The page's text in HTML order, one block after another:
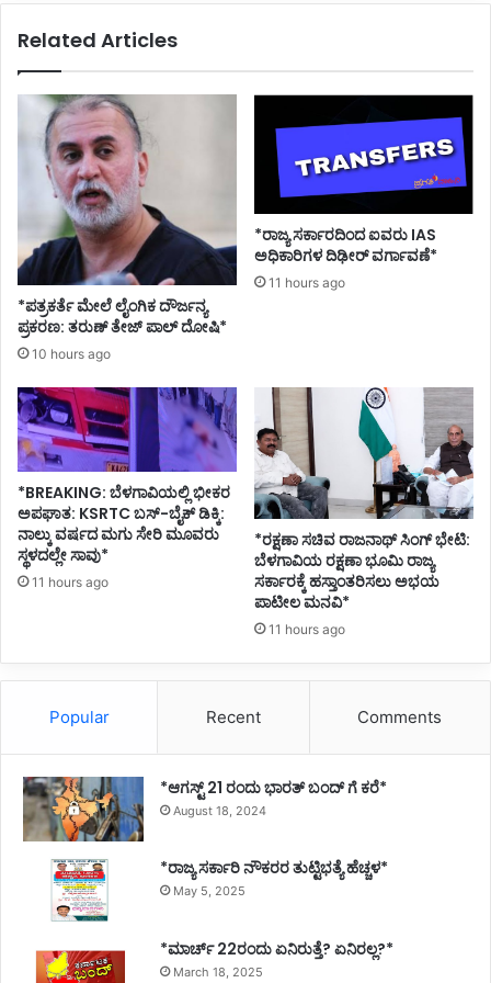
Related Articles
*ಪತ್ರಕರ್ತೆ ಮೇಲೆ ಲೈಂಗಿಕ ದೌರ್ಜನ್ಯ
ಪ್ರಕರಣ: ತರುಣ್ ತೇಜ್ ಪಾಲ್ ದೋಷಿ*
10 hours ago
*ರಾಜ್ಯ ಸರ್ಕಾರದಿಂದ ಐವರು IAS
ಅಧಿಕಾರಿಗಳ ದಿಢೀರ್ ವರ್ಗಾವಣೆ*
11 hours ago
*BREAKING: ಬೆಳಗಾವಿಯಲ್ಲಿ ಭೀಕರ
ಅಪಘಾತ: KSRTC ಬಸ್-ಬೈಕ್ ಡಿಕ್ಕಿ:
ನಾಲ್ಕು ವರ್ಷದ ಮಗು ಸೇರಿ ಮೂವರು
ಸ್ಥಳದಲ್ಲೇ ಸಾವು*
11 hours ago
*ರಕ್ಷಣಾ ಸಚಿವ ರಾಜನಾಥ್ ಸಿಂಗ್ ಭೇಟಿ:
ಬೆಳಗಾವಿಯ ರಕ್ಷಣಾ ಭೂಮಿ ರಾಜ್ಯ
ಸರ್ಕಾರಕ್ಕೆ ಹಸ್ತಾಂತರಿಸಲು ಅಭಯ
ಪಾಟೀಲ ಮನವಿ*
11 hours ago
Popular Recent Comments
*ಆಗಸ್ಟ್ 21 ರಂದು ಭಾರತ್‌ ಬಂದ್‌ ಗೆ ಕರೆ*
August 18, 2024
*ರಾಜ್ಯ ಸರ್ಕಾರಿ ನೌಕರರ ತುಟ್ಟಿಭತ್ಯೆ ಹೆಚ್ಚಳ*
May 5, 2025
*ಮಾರ್ಚ್ 22ರಂದು ಏನಿರುತ್ತೆ? ಏನಿರಲ್ಲ?*
March 18, 2025